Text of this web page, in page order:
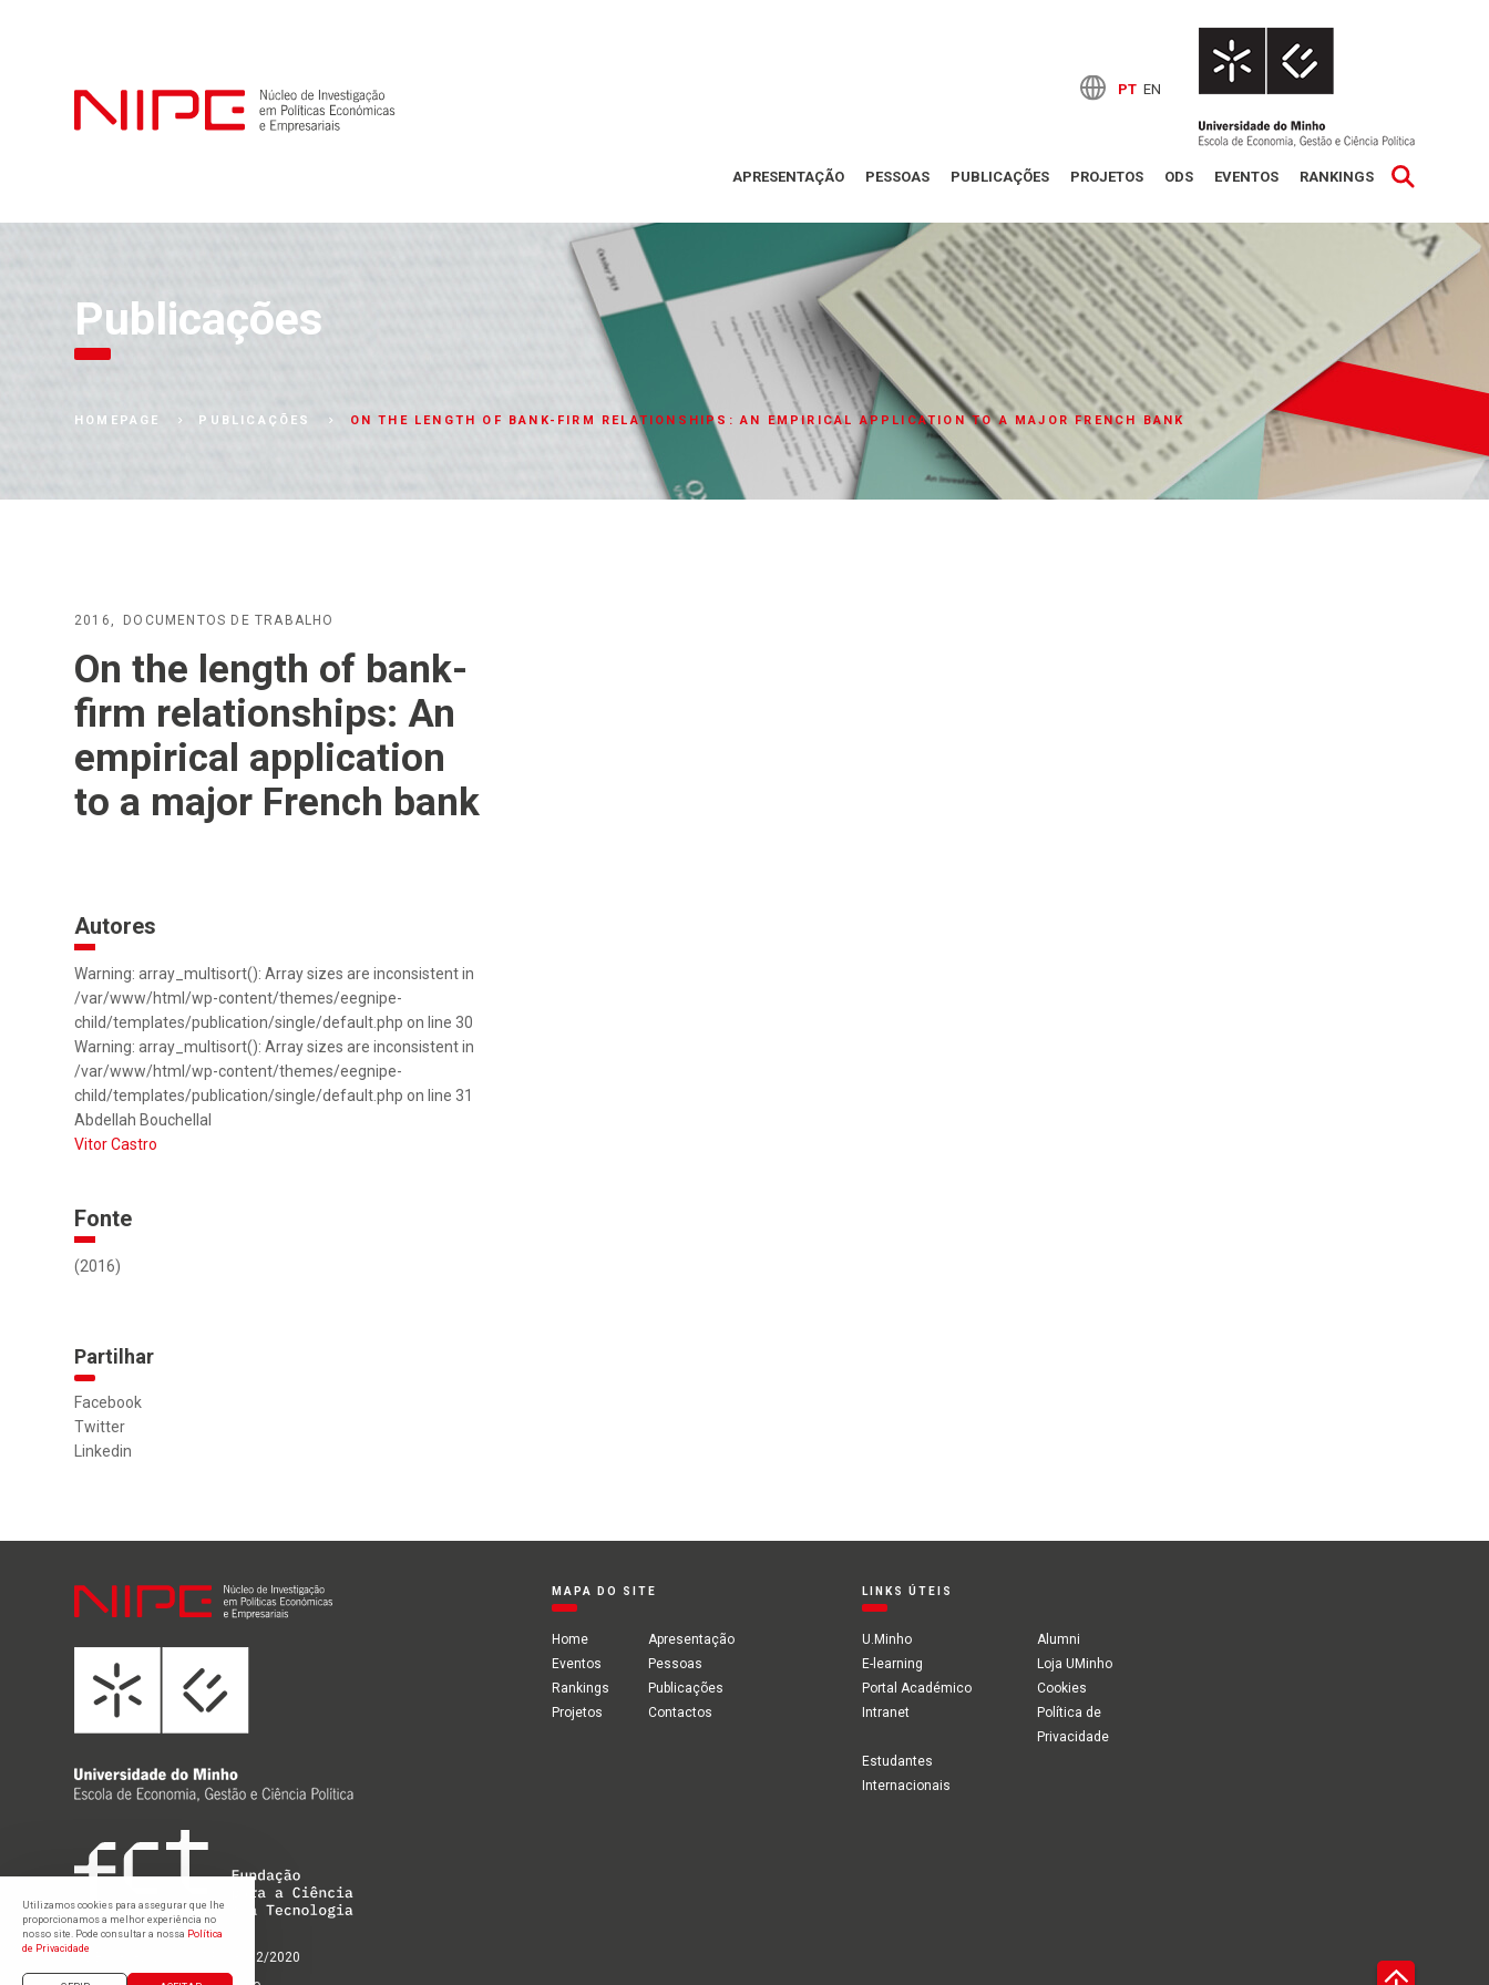
PT EN
APRESENTAÇÃO PESSOAS PUBLICAÇÕES PROJETOS ODS EVENTOS RANKINGS
Publicações
HOMEPAGE PUBLICAÇÕES ON THE LENGTH OF BANK-FIRM RELATIONSHIPS: AN EMPIRICAL APPLICATION TO A MAJOR FRENCH BANK
2016 DOCUMENTOS DE TRABALHO
On the length of bank-
firm relationships: An
empirical application
to a major French bank
Autores
Warning: array_multisort(): Array sizes are inconsistent in
/var/www/html/wp-content/themes/eegnipe-
child/templates/publication/single/default.php on line 30
Warning: array_multisort(): Array sizes are inconsistent in
/var/www/html/wp-content/themes/eegnipe-
child/templates/publication/single/default.php on line 31
Abdellah Bouchellal
Vitor Castro
Fonte
(2016)
Partilhar
Facebook
Twitter
Linkedin
UIDB/03182/2020; UIDP/03182/2020
MAPA DO SITE
Home
Apresentação
Eventos
Pessoas
Rankings
Publicações
Projetos
Contactos
LINKS ÚTEIS
U.Minho
Alumni
E-learning
Loja UMinho
Portal Académico
Cookies
Intranet
Política de
Privacidade
Estudantes
Internacionais
Utilizamos cookies para assegurar que lhe
proporcionamos a melhor experiência no
nosso site. Pode consultar a nossa Política
de Privacidade